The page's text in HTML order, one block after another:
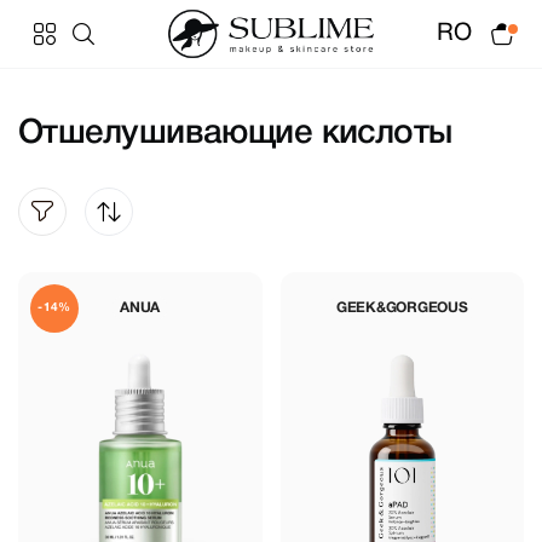
RO
Отшелушивающие кислоты
ANUA
-14% GEEK&GORGEOUS